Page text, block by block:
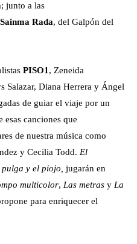
; junto a las
Rada, del Galpón del
PISO1 , Zeneida
Salazar, Diana Herrera y Ángel
de guiar el viaje por un
canciones que
de nuestra música como
y Cecilia Todd. El
y el piojo, jugarán en
multicolor, Las metras y La
para enriquecer el